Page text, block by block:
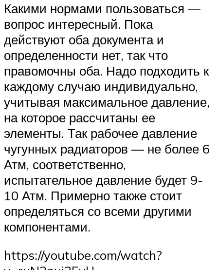
Какими нормами пользоваться —
вопрос интересный. Пока
действуют оба документа и
определенности нет, так что
правомочны оба. Надо подходить к
каждому случаю индивидуально,
учитывая максимальное давление,
на которое рассчитаны ее
элементы. Так рабочее давление
чугунных радиаторов — не более 6
Атм, соответственно,
испытательное давление будет 9-
10 Атм. Примерно также стоит
определяться со всеми другими
компонентами.
https://youtube.com/watch?